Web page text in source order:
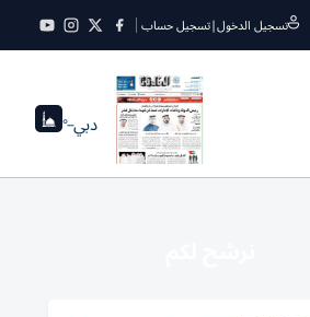
تسجيل الدخول|تسجيل حساب
دبي--°